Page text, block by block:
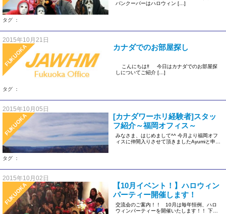
バンクーバーはハロウィン […]
タグ ：
2015年10月21日
FUKUOKA カナダでのお部屋探し
こんにちは‼ 今日はカナダでのお部屋探
しについてご紹介 […]
タグ ：
2015年10月05日
FUKUOKA
[カナダワーホリ経験者]スタッ
フ紹介～福岡オフィス～
みなさま、はじめまして^^ 今月より福岡オフ
ィスに仲間入りさせて頂きましたAyumiと申し
タグ ：
2015年10月02日
FUKUOKA
【10月イベント！】ハロウィン
パーティー開催します！
交流会のご案内！！ 10月は毎年恒例、ハロ
ウィンパーティーを開催いたします！！ 下記